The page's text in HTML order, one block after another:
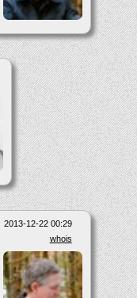
2013-12-22 00:29
whois